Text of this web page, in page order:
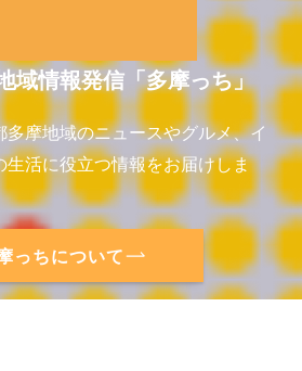
域情報発信「多摩っち」
摩地域のニュースやグルメ、イ
生活に役立つ情報をお届けしま
っちについて